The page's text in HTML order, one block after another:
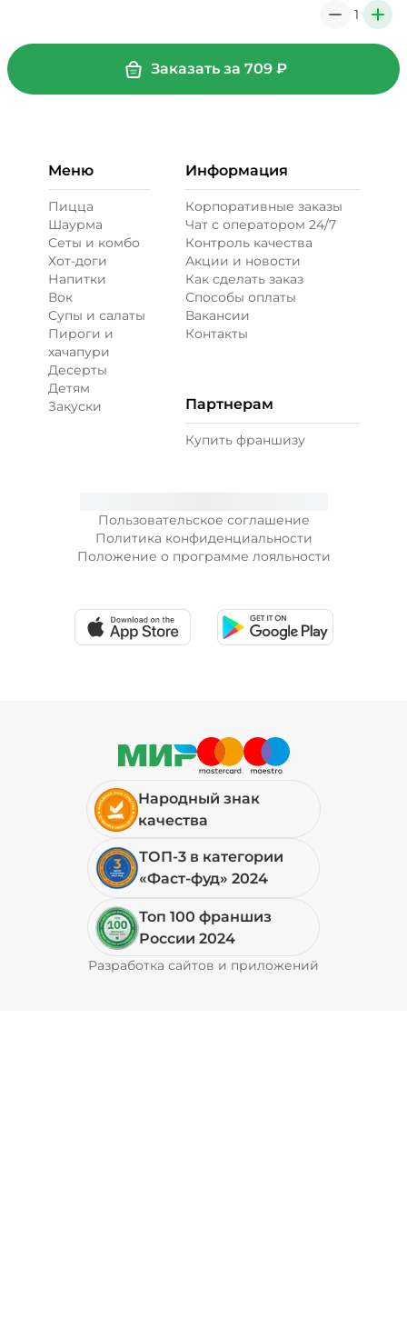
1 +
Заказать за 709₽
Пользовательское соглашение
Политика конфиденциальности
Положение о программе лояльности
Меню
Пицца
Шаурма
Сеты и комбо
Хот-доги
Напитки
Вок
Супы и салаты
Пироги и
хачапури
Десерты
Детям
Закуски
Информация
Корпоративные заказы
Чат с оператором 24/7
Контроль качества
Акции и новости
Как сделать заказ
Способы оплаты
Вакансии
Контакты
Партнерам
Купить франшизу
Народный знак
качества
ТОП-3 в категории
«Фаст-фуд» 2024
Топ 100 франшиз
России 2024
Разработка сайтов и приложений
Pyrobyte